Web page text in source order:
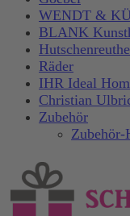
WENDT &
BLANK
Räder
IHR Ideal
Christian
Zubehör
Zubehör-